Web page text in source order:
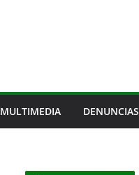
MULTIMEDIA DENUNCIAS